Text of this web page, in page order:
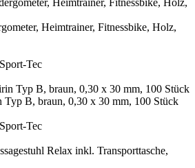
Heimtrainer, Fitnessbike, Holz,
Tec
Typ B, braun, 0,30 x 30 mm, 100 Stück
Tec